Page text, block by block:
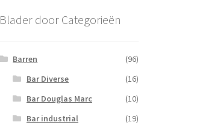
Blader door Categorieën
Barren
(96)
Bar Diverse
(16)
Bar Douglas Marc
(10)
Bar industrial
(19)